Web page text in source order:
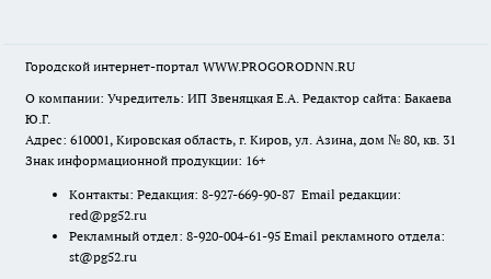
Городской интернет-портал WWW.PROGORODNN.RU
О компании: Учредитель: ИП Звеняцкая Е.А. Редактор сайта: Бакаева
Ю.Г.
Адрес: 610001, Кировская область, г. Киров, ул. Азина, дом № 80, кв. 31
Знак информационной продукции: 16+
Контакты: Редакция: 8-927-669-90-87 Email редакции:
red@pg52.ru
Рекламный отдел: 8-920-004-61-95 Email рекламного отдела:
st@pg52.ru